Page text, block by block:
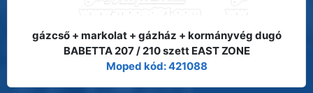
gázcső + markolat + gázház + kormányvég dugó
BABETTA 207 / 210 szett EAST ZONE
Moped kód: 421088